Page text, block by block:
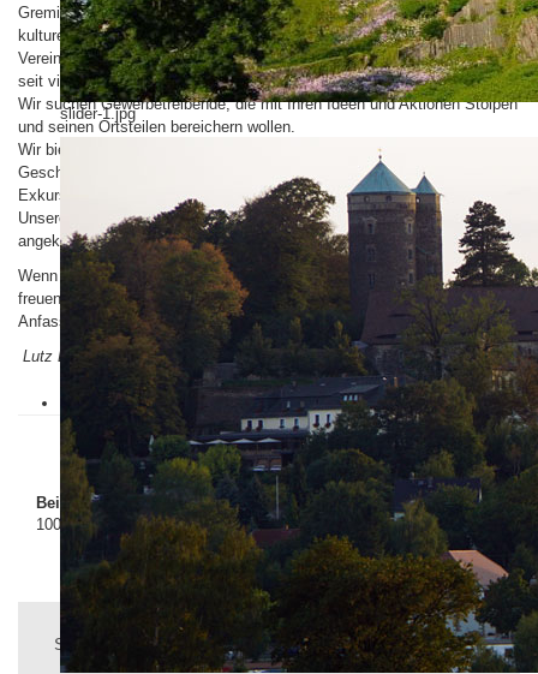
slider-1.jpg
Gremium, in dem ein reger Erfahrungsaustausch zu geschäftlichen,
kulturellen und lokalpolitischen Themen stattfindet. Wir sind ein aktiver
Verein, der das wirtschaftliche und gesellschaftliche Leben in Stolpen
seit vielen Jahren mit gestaltet.
Wir suchen Gewerbetreibende, die mit Ihren Ideen und Aktionen Stolpen
und seinen Ortsteilen bereichern wollen.
Wir bieten eine Plattform für den Erfahrungsaustausch und für
Geschäftskontakte in Stolpen und Umgebung, sowie Fachvorträge und
Exkursionen.
Unsere monatlichen Beratungen finden, sofern nicht anders
angekündigt, jeweils am 1. Mittwoch des Monates im Burghotel statt.
Wenn Sie bei uns mitarbeiten wollen, sind Sie herzlich willkommen! Wir
freuen uns über neue Mitstreiter, die konstruktive Ideen haben und mit
Anfassen können.
Lutz Lietze - Vorsitzender
Beitragsaufrufe
1009424
Startseite